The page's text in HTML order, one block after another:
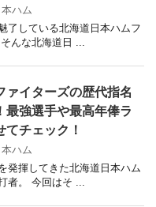
本ハム
了している北海道日本ハムフ
んな北海道日 ...
ァイターズの歴代指名
最強選手や最高年俸ラ
てチェック！
本ハム
発揮してきた北海道日本ハム
者。 今回はそ ...